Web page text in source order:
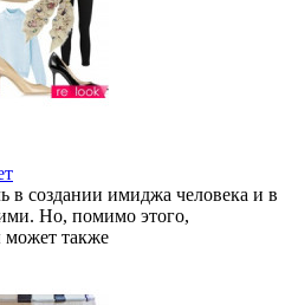
в создании имиджа человека и в
Но, помимо этого,
также